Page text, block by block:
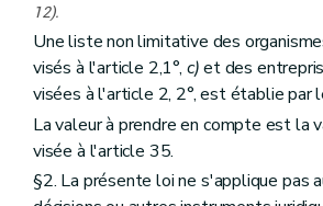
12).
Une liste non limitative des
visés à l'article 2,1°, c)et des
visées à l'article 2, 2°, est établie par
La valeur à prendre en compte est la
visée à l'article 35.
§2. La présente loi ne s'applique pas